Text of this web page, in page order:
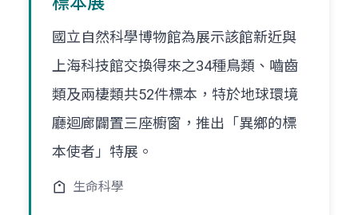
國立自然科學博物館為展示該館新近與
上海科技館交換得來之34種鳥類、嚙齒
類及兩棲類共52件標本，特於地球環境
廳迴廊闢置三座櫥窗，推出「異鄉的標
本使者」特展。
生命科學